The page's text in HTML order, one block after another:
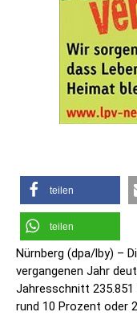
teilen
teilen
Nürnberg (dpa/lby) –
vergangenen Jahr
Jahresschnitt
rund 10 Prozent oder